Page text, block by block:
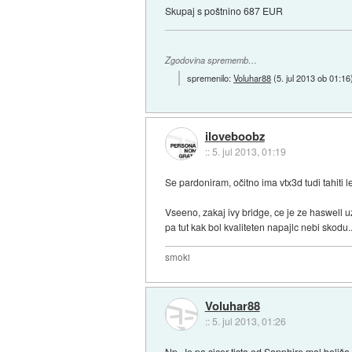
Skupaj s poštnino 687 EUR
Zgodovina sprememb…
spremenilo:Voluhar88(5. jul 2013 ob 01:16)
iloveboobz
::5. jul 2013, 01:19
Se pardoniram, očitno ima vtx3d tudi tahiti
Vseeno, zakaj ivy bridge, ce je ze haswell
pa tut kak bol kvaliteten napajlc nebi
smoki
Voluhar88
:: 5. jul 2013, 01:26